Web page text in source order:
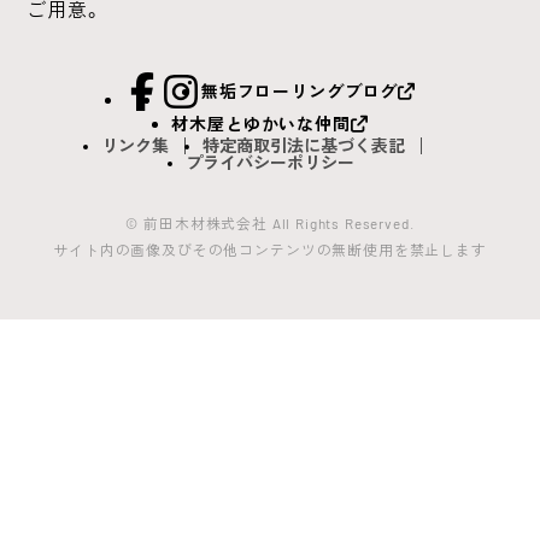
ご用意。
facebook
Instagram
無垢フローリングブログ
材木屋とゆかいな仲間
リンク集
特定商取引法に基づく表記
プライバシーポリシー
© 前田木材株式会社 All Rights Reserved.
サイト内の画像及びその他コンテンツの無断使用を禁止します